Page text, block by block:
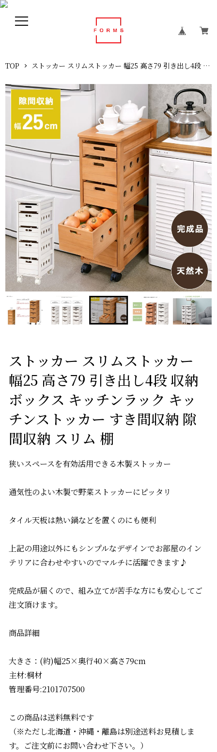
TOP ストッカー スリムストッカー 幅25 高さ79 引き出し4段 収納ボックス キッチンラック キッチンストッカー すき間収納 隙間収納 スリム 棚
ストッカー スリムストッカー
幅25 高さ79 引き出し4段 収納
ボックス キッチンラック キッ
チンストッカー すき間収納 隙
間収納 スリム 棚
狭いスペースを有効活用できる木製ストッカー
通気性のよい木製で野菜ストッカーにピッタリ
タイル天板は熱い鍋などを置くのにも便利
上記の用途以外にもシンプルなデザインでお部屋のイン
テリアに合わせやすいのでマルチに活躍できます♪
完成品が届くので、組み立てが苦手な方にも安心してご
注文頂けます。
商品詳細
大きさ：(約)幅25×奥行40×高さ79cm
主材:桐材
管理番号:2101707500
この商品は送料無料です
（※ただし北海道・沖縄・離島は別途送料お見積しま
す。ご注文前にお問い合わせ下さい。）